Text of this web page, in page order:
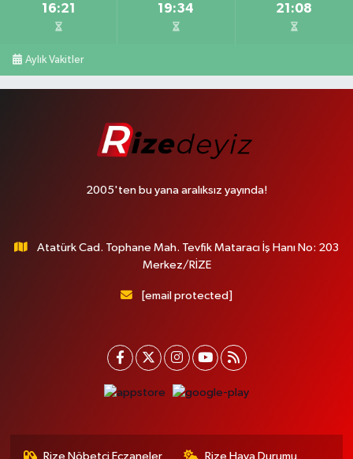
16:21 19:34 21:08
Aylık Vakitler
2005'ten bu yana aralıksız yayında!
Atatürk Cad. Tophane Mah. Tevfik Mataracı İş Hanı No: 203
Merkez/RİZE
[email protected]
Rize Nöbetçi Eczaneler Rize Hava Durumu